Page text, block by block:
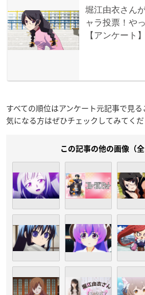
すべての順位はアンケート元記事で見る
気になる方はぜひチェックしてみてくだ
この記事の他の画像（全